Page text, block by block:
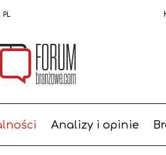
PL
Analizy i opinie